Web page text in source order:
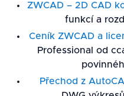
ZWCAD – 2D CAD
funkcí a
Ceník ZWCAD a
Professional od
Přechod z